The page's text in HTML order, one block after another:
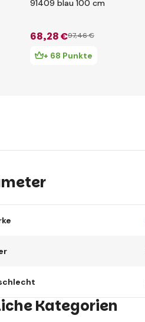
91409 blau 100 cm
68,28 €97,46 €
+ 68 Punkte
Kategorien